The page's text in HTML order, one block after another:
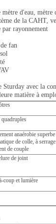
mètre d'eau, mètre
de la CAHT,
rayonnement
fan
Sturday avec la
matière à
quadruples
anaérobie superbe
de colle, à serrage
de couple
de joint
coup et lumière